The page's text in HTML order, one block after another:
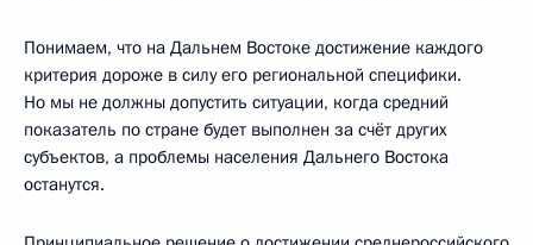
Понимаем, что на Дальнем Востоке достижение каждого
критерия дороже в силу его региональной специфики.
Но мы не должны допустить ситуации, когда средний
показатель по стране будет выполнен за счёт других
субъектов, а проблемы населения Дальнего Востока
останутся.